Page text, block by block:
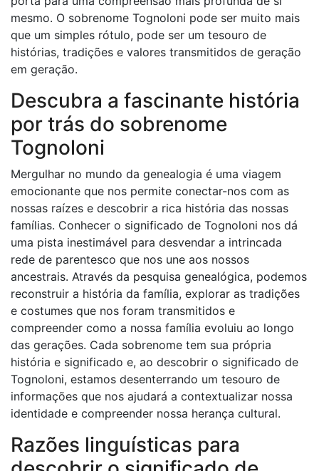
mesmo. O sobrenome Tognoloni pode ser muito mais
que um simples rótulo, pode ser um tesouro de
histórias, tradições e valores transmitidos de geração
em geração.
Descubra a fascinante história
por trás do sobrenome
Tognoloni
Mergulhar no mundo da genealogia é uma viagem
emocionante que nos permite conectar-nos com as
nossas raízes e descobrir a rica história das nossas
famílias. Conhecer o significado de Tognoloni nos dá
uma pista inestimável para desvendar a intrincada
rede de parentesco que nos une aos nossos
ancestrais. Através da pesquisa genealógica, podemos
reconstruir a história da família, explorar as tradições
e costumes que nos foram transmitidos e
compreender como a nossa família evoluiu ao longo
das gerações. Cada sobrenome tem sua própria
história e significado e, ao descobrir o significado de
Tognoloni, estamos desenterrando um tesouro de
informações que nos ajudará a contextualizar nossa
identidade e compreender nossa herança cultural.
Razões linguísticas para